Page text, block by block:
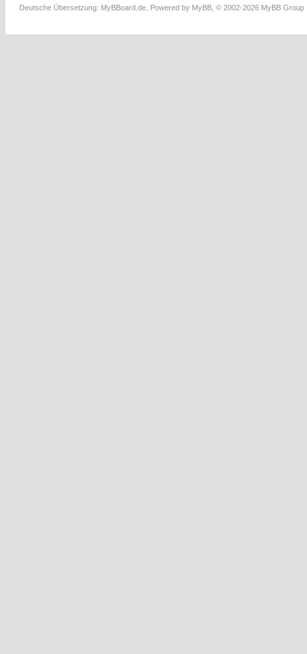
Deutsche Übersetzung: MyBBoard.de , Powered by MyBB , © 2002-2026 MyBB Group